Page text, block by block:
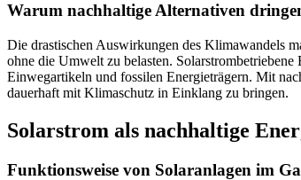
Warum nachhaltige Alternativen
Die drastischen Auswirkungen des Klimawandels
ohne die Umwelt zu belasten.
Einwegartikeln und fossilen Energieträgern. Mit
dauerhaft mit Klimaschutz in Einklang zu bringen.
Solarstrom als nachhaltige
Funktionsweise von Solaranlagen im